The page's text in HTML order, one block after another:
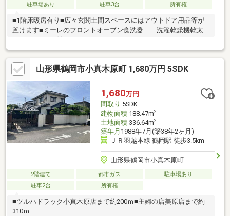
駐車場あり
駐車3台 所有権
■1階床暖房有り■広々玄関土間スペースにはアウトドア用品等が
置けます■ミーレのフロントオープン食洗器 洗濯乾燥機乾太
くん（8ｋｇ）付き
山形県鶴岡市小真木原町 1,680万円 5SDK
1,680万円
間取り 5SDK
建物面積188.47m2
土地面積336.64m2
築年月 1988年7月(築38年2ヶ月)
ＪＲ羽越本線 鶴岡駅 徒歩3.5km
山形県鶴岡市小真木原町
2階建て 都市ガス
駐車場あり
駐車2台
所有権
■ツルハドラック小真木原店まで約200ｍ■主婦の店美原店まで約
310ｍ